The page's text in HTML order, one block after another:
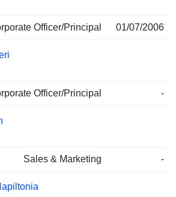
Officer/Principal 01/07/2006
Officer/Principal -
Sales & Marketing -